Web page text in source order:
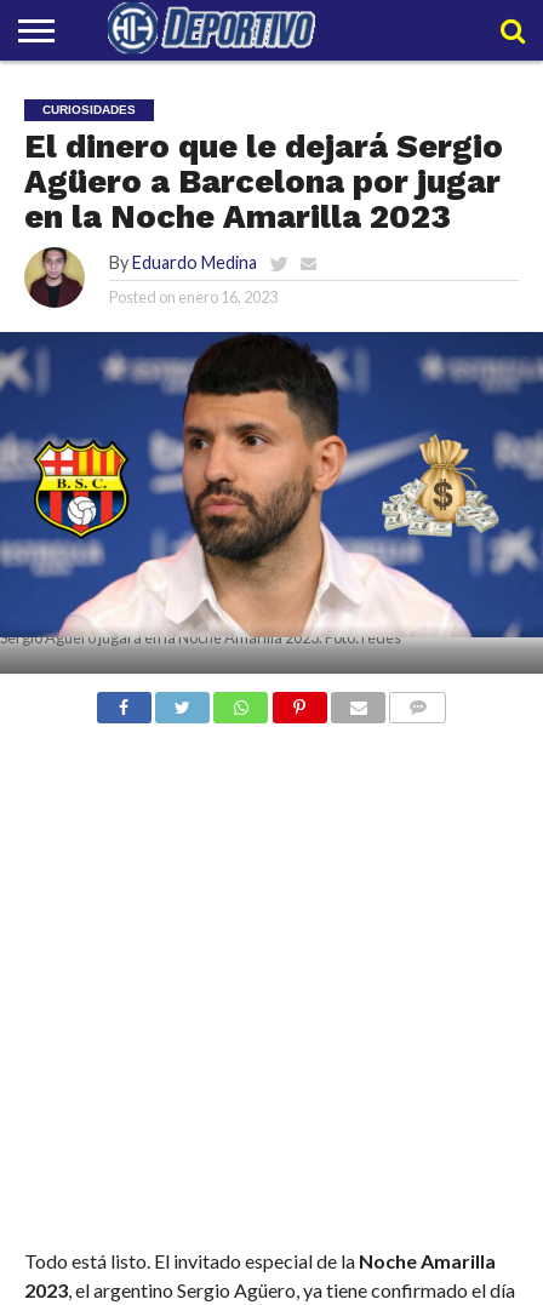
NACIONAL
INTERNACIONAL
EMBAJADORES
POLIDEPORTIVO
POLÍTICAS
DE
PRIVACIDAD
CONTACTO
HIT
EQUIPO
HIT
CURIOSIDADES
El dinero que le dejará Sergio
Agüero a Barcelona por jugar
en la Noche Amarilla 2023
By Eduardo Medina
Posted on enero 16, 2023
Sergio Agüero jugará en la Noche Amarilla 2023. Foto: redes
Todo está listo. El invitado especial de la Noche Amarilla
2023, el argentino Sergio Agüero, ya tiene confirmado el día